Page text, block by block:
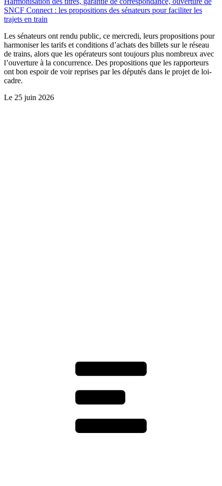
SNCF Connect : les propositions des sénateurs pour faciliter les
trajets en train
Les sénateurs ont rendu public, ce mercredi, leurs propositions pour
harmoniser les tarifs et conditions d’achats des billets sur le réseau
de trains, alors que les opérateurs sont toujours plus nombreux avec
l’ouverture à la concurrence. Des propositions que les rapporteurs
ont bon espoir de voir reprises par les députés dans le projet de loi-
cadre.
Le 25 juin 2026